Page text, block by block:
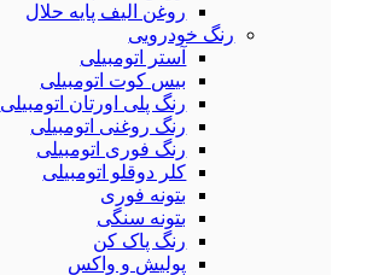
روغن الیف پایه حلال
رنگ خودرویی
آستر اتومبیلی
بیس کوت اتومبیلی
رنگ پلی اورتان اتومبیلی
رنگ روغنی اتومبیلی
رنگ فوری اتومبیلی
کلر دوقلو اتومبیلی
بتونه فوری
بتونه سنگی
رنگ پاک کن
پولیش و واکس